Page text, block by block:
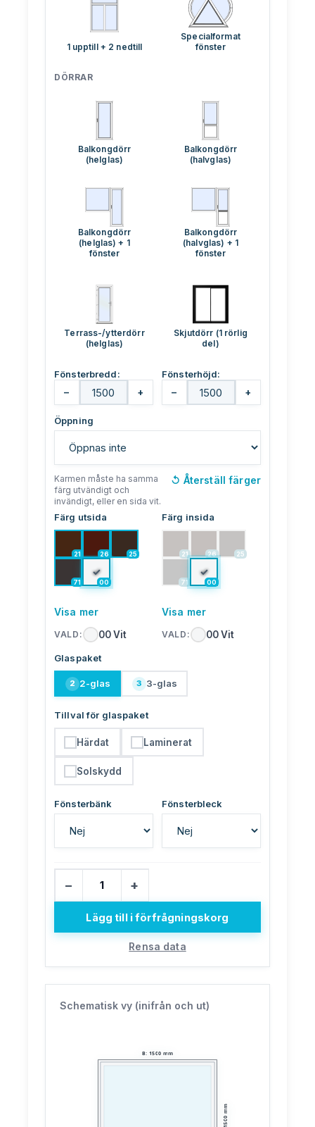
Solskyddsglas
Ljudisolerande glas
Dekorativt glas
Lagervaror (fyndhörnan) Testa färger
1 upptill + 2 nedtill
Specialformat
fönster
DÖRRAR
Balkongdörr
(helglas)
Balkongdörr
(halvglas)
Balkongdörr
(helglas) + 1
fönster
Balkongdörr
(halvglas) + 1
fönster
Terrass-/ytterdörr
(helglas)
Skjutdörr (1 rörlig
del)
Fönsterbredd:
− +
Fönsterhöjd:
− +
Öppning
Karmen måste ha samma
färg utvändigt och
invändigt, eller en sida vit.
↺ Återställ färger
Färg utsida
21 26 25
71
✓
00
Visa mer
VALD : 00Vit
Färg insida
21 26 25
71
✓
00
Visa mer
VALD : 00Vit
Glaspaket
2 2-glas 3 3-glas
Tillval för glaspaket
Härdat Laminerat
Solskydd
Fönsterbänk Fönsterbleck
− +
Lägg till i förfrågningskorg
Rensa data
Schematisk vy (inifrån och ut)
B: 1500 mm
1500
mm